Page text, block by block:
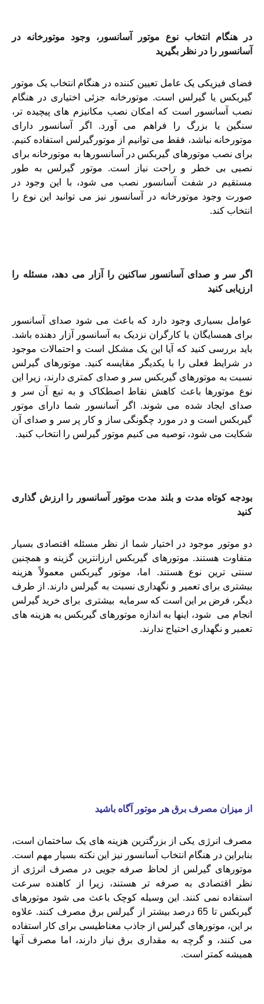
در هنگام انتخاب نوع موتور آسانسور، وجود موتورخانه در
آسانسور را در نظر بگیرید
فضای فیزیکی یک عامل تعیین کننده در هنگام انتخاب یک موتور
گیربکس یا گیرلس است. موتورخانه جزئی اختیاری در هنگام
نصب آسانسور است که امکان نصب مکانیزم های پیچیده تر،
سنگین یا بزرگ را فراهم می آورد. اگر آسانسور دارای
موتورخانه نباشد، فقط می توانیم از موتورگیرلس استفاده کنیم.
برای نصب موتورهای گیربکس در آسانسورها به موتورخانه برای
نصبی بی خطر و راحت نیاز است. موتور گیرلس به طور
مستقیم در شفت آسانسور نصب می شود، با این وجود در
صورت وجود موتورخانه در آسانسور نیز می توانید این نوع را
انتخاب کند.
اگر سر و صدای آسانسور ساکنین را آزار می دهد، مسئله را
ارزیابی کنید
عوامل بسیاری وجود دارد که باعث می شود صدای آسانسور
برای همسایگان یا کارگران نزدیک به آسانسور آزار دهنده باشد.
باید بررسی کنید که آیا این یک مشکل است و احتمالات موجود
در شرایط فعلی را با یکدیگر مقایسه کنید. موتورهای گیرلس
نسبت به موتورهای گیربکس سر و صدای کمتری دارند، زیرا این
نوع موتورها باعث کاهش نقاط اصطکاک و به تبع آن سر و
صدای ایجاد شده می شوند. اگر آسانسور شما دارای موتور
گیربکس است و در مورد چگونگی ساز و کار پر سر و صدای آن
شکایت می شود، توصیه می کنیم موتور گیرلس را انتخاب کنید.
بودجه کوتاه مدت و بلند مدت موتور آسانسور را ارزش گذاری
کنید
دو موتور موجود در اختیار شما از نظر مسئله اقتصادی بسیار
متفاوت هستند. موتورهای گیربکس ارزانترین گزینه و همچنین
سنتی ترین نوع هستند. اما، موتور گیربکس معمولاً هزینه
بیشتری برای تعمیر و نگهداری نسبت به گیرلس دارند. از طرف
دیگر، فرض بر این است که سرمایه بیشتری برای خرید گیرلس
انجام می شود، اینها به اندازه موتورهای گیربکس به هزینه های
تعمیر و نگهداری احتیاج ندارند.
از میزان مصرف برق هر موتور آگاه باشید
مصرف انرژی یکی از بزرگترین هزینه های یک ساختمان است،
بنابراین در هنگام انتخاب آسانسور نیز این نکته بسیار مهم است.
موتورهای گیرلس از لحاظ صرفه جویی در مصرف انرژی از
نظر اقتصادی به صرفه تر هستند، زیرا از کاهنده سرعت
استفاده نمی کنند. این وسیله کوچک باعث می شود موتورهای
گیربکس تا 65 درصد بیشتر از گیرلس برق مصرف کنند. علاوه
بر این، موتورهای گیرلس از جاذب مغناطیسی برای کار استفاده
می کنند، و گرچه به مقداری برق نیاز دارند، اما مصرف آنها
همیشه کمتر است.